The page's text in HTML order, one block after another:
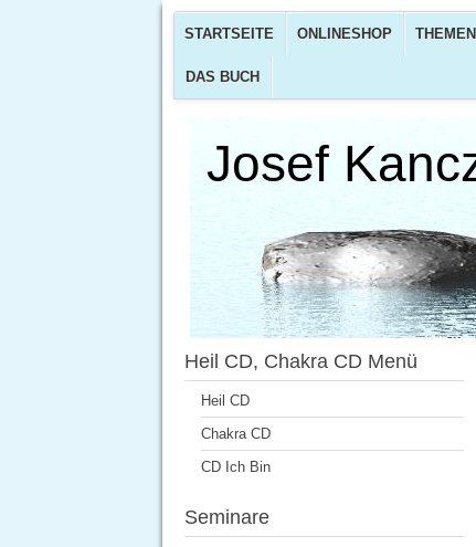
Josef
STARTSEITE ONLINESHOP
DAS BUCH
Heil CD, Chakra CD Menü
Heil CD
Chakra CD
CD Ich Bin
Seminare